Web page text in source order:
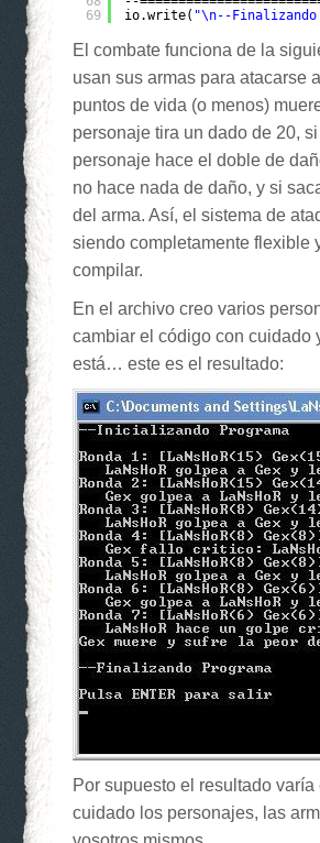
69
io.write( "\n--Finalizando
El combate funciona de la
usan sus armas para atacarse
puntos de vida (o menos)
personaje tira un dado de 20,
personaje hace el doble de
no hace nada de daño, y si
del arma. Así, el sistema de
siendo completamente flexible
compilar.
En el archivo creo varios
cambiar el código con cuidado
está… este es el resultado:
Por supuesto el resultado
cuidado los personajes, las